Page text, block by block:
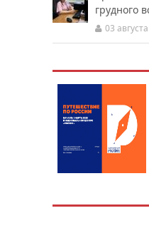
грудного
03